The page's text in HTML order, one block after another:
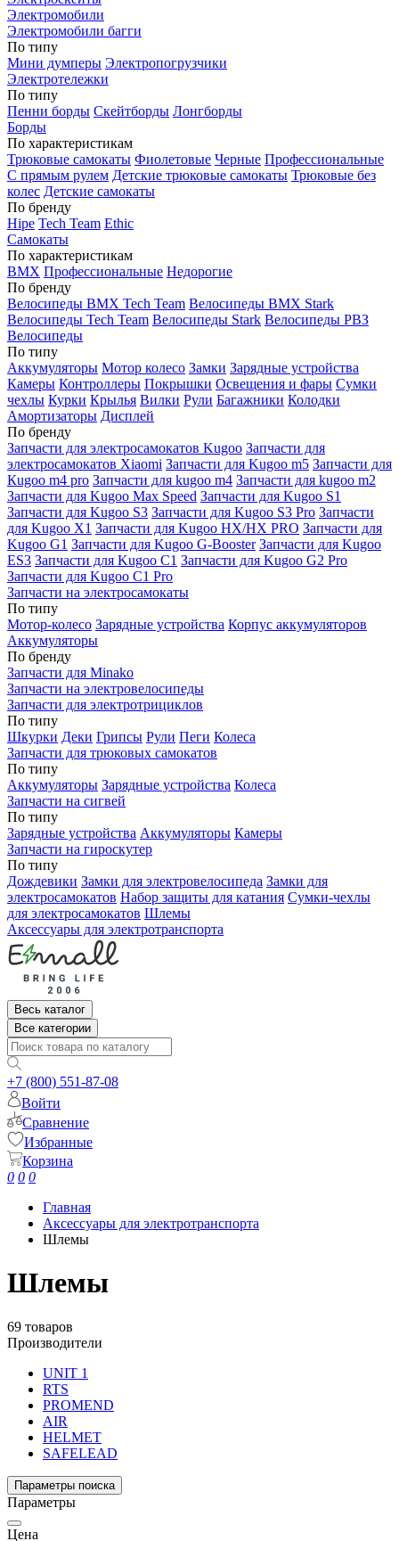
Электромобили
Электромобили багги
По типу
Мини думперы Электропогрузчики
Электротележки
По типу
Пенни борды Скейтборды Лонгборды
Борды
По характеристикам
Трюковые самокаты Фиолетовые Черные Профессиональные
С прямым рулем Детские трюковые самокаты Трюковые без
колес Детские самокаты
По бренду
Hipe Tech Team Ethic
Самокаты
По характеристикам
BMX Профессиональные Недорогие
По бренду
Велосипеды BMX Tech Team Велосипеды BMX Stark
Велосипеды Tech Team Велосипеды Stark Велосипеды РВЗ
Велосипеды
По типу
Аккумуляторы Мотор колесо Замки Зарядные устройства
Камеры Контроллеры Покрышки Освещения и фары Сумки
чехлы Курки Крылья Вилки Рули Багажники Колодки
Амортизаторы Дисплей
По бренду
Запчасти для электросамокатов Kugoo Запчасти для
электросамокатов Xiaomi Запчасти для Kugoo m5 Запчасти для
Кugoo m4 pro Запчасти для kugoo m4 Запчасти для kugoo m2
Запчасти для Kugoo Max Speed Запчасти для Kugoo S1
Запчасти для Kugoo S3 Запчасти для Kugoo S3 Pro Запчасти
для Kugoo X1 Запчасти для Kugoo HX/HX PRO Запчасти для
Kugoo G1 Запчасти для Kugoo G-Booster Запчасти для Kugoo
ES3 Запчасти для Kugoo C1 Запчасти для Kugoo G2 Pro
Запчасти для Kugoo C1 Pro
Запчасти на электросамокаты
По типу
Мотор-колесо Зарядные устройства Корпус аккумуляторов
Аккумуляторы
По бренду
Запчасти для Minako
Запчасти на электровелосипеды
Запчасти для электротрициклов
По типу
Шкурки Деки Грипсы Рули Пеги Колеса
Запчасти для трюковых самокатов
По типу
Аккумуляторы Зарядные устройства Колеса
Запчасти на сигвей
По типу
Зарядные устройства Аккумуляторы Камеры
Запчасти на гироскутер
По типу
Дождевики Замки для электровелосипеда Замки для
электросамокатов Набор защиты для катания Сумки-чехлы
для электросамокатов Шлемы
Аксессуары для электротранспорта
Весь каталог
Все категории
+7 (800) 551-87-08
Войти
Сравнение
Избранные
Корзина
0 0 0
Главная
Аксессуары для электротранспорта
Шлемы
Шлемы
69 товаров
Производители
UNIT 1
RTS
PROMEND
AIR
HELMET
SAFELEAD
Параметры поиска
Параметры
Цена